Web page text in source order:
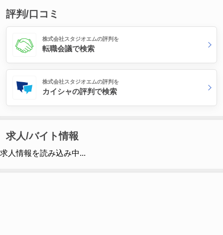
評判/口コミ
株式会社スタジオエムの評判を
転職会議で検索
株式会社スタジオエムの評判を
カイシャの評判で検索
求人/バイト情報
求人情報を読み込み中...